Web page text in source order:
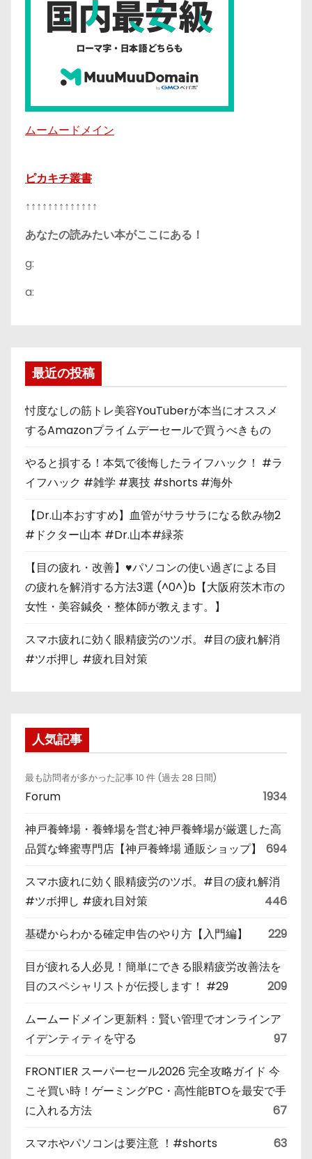
ムームードメイン
ピカキチ叢書
↑↑↑↑↑↑↑↑↑↑↑↑↑
あなたの読みたい本がここにある！
g:
a:
最近の投稿
忖度なしの筋トレ美容YouTuberが本当にオススメ
するAmazonプライムデーセールで買うべきもの
やると損する！本気で後悔したライフハック！ #ラ
イフハック #雑学 #裏技 #shorts #海外
【Dr.山本おすすめ】血管がサラサラになる飲み物2
#ドクター山本 #Dr.山本#緑茶
【目の疲れ・改善】♥パソコンの使い過ぎによる目
の疲れを解消する方法3選 (^0^)b【大阪府茨木市の
女性・美容鍼灸・整体師が教えます。】
スマホ疲れに効く眼精疲労のツボ。#目の疲れ解消
#ツボ押し #疲れ目対策
人気記事
最も訪問者が多かった記事 10 件 (過去 28 日間)
Forum 1934
神戸養蜂場・養蜂場を営む神戸養蜂場が厳選した高
品質な蜂蜜専門店【神戸養蜂場 通販ショップ】
694
スマホ疲れに効く眼精疲労のツボ。#目の疲れ解消
#ツボ押し #疲れ目対策
446
基礎からわかる確定申告のやり方【入門編】 229
目が疲れる人必見！簡単にできる眼精疲労改善法を
目のスペシャリストが伝授します！ #29
209
ムームードメイン更新料：賢い管理でオンラインア
イデンティティを守る
97
FRONTIER スーパーセール2026 完全攻略ガイド 今
こそ買い時！ゲーミングPC・高性能BTOを最安で手
に入れる方法
67
スマホやパソコンは要注意 ！#shorts 63